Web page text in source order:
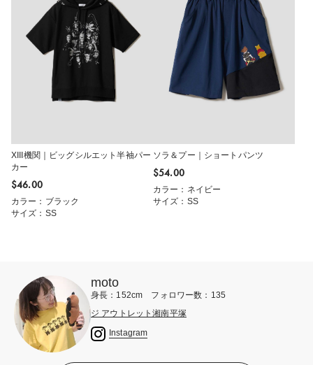
XIII機関｜ビッグシルエット半袖パー
カー
$‌46.00
カラー：ブラック
サイズ：SS
ソラ＆プー｜ショートパンツ
$‌54.00
カラー：ネイビー
サイズ：SS
moto
身長：152cm フォロワー数：135
ジ アウトレット湘南平塚
Instagram